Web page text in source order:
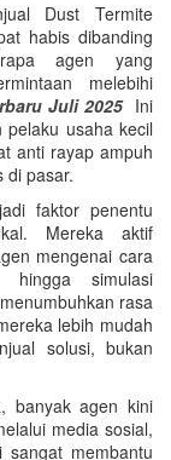
Dust Termite
habis dibanding
agen yang
melebihi
Juli 2025Ini
usaha kecil
anti rayap ampuh
di pasar.
faktor penentu
Mereka aktif
mengenai cara
simulasi
rasa
lebih mudah
solusi, bukan
banyak agen kini
media sosial,
membantu